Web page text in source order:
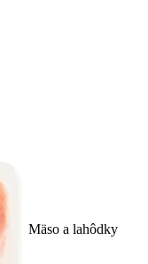
Mäso a lahôdky